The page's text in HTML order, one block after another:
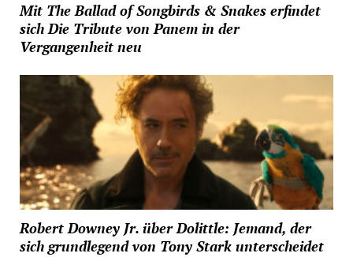
Mit The Ballad of Songbirds & Snakes erfindet
sich Die Tribute von Panem in der
Vergangenheit neu
Robert Downey Jr. über Dolittle: Jemand, der
sich grundlegend von Tony Stark unterscheidet